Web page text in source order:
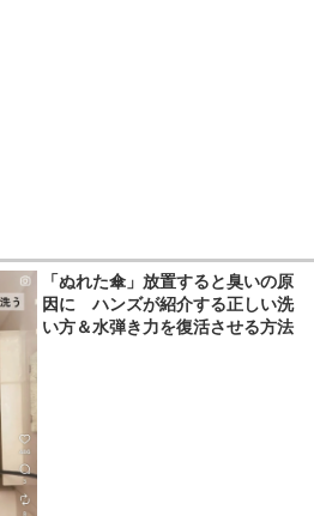
「ぬれた傘」放置すると臭いの原
因に ハンズが紹介する正しい洗
い方＆水弾き力を復活させる方法